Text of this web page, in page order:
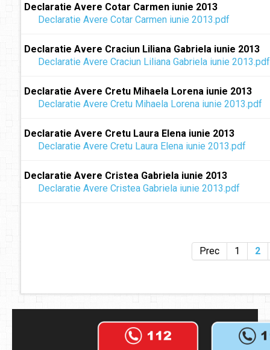
Declaratie Avere Cotar Carmen iunie 2013
Declaratie Avere Cotar Carmen iunie 2013.pdf
Declaratie Avere Craciun Liliana Gabriela iunie 2013
Declaratie Avere Craciun Liliana Gabriela iunie 2013.pdf
Declaratie Avere Cretu Mihaela Lorena iunie 2013
Declaratie Avere Cretu Mihaela Lorena iunie 2013.pdf
Declaratie Avere Cretu Laura Elena iunie 2013
Declaratie Avere Cretu Laura Elena iunie 2013.pdf
Declaratie Avere Cristea Gabriela iunie 2013
Declaratie Avere Cristea Gabriela iunie 2013.pdf
Prec 1 2